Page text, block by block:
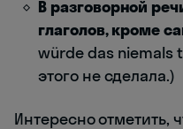
В разговорной
глаголов, кроме
würde das niemals
этого не сделала.)
Интересно